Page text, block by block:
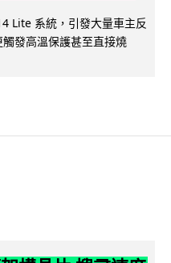
Lite 系統，引發大量車主反
發高溫保護甚至直接燒